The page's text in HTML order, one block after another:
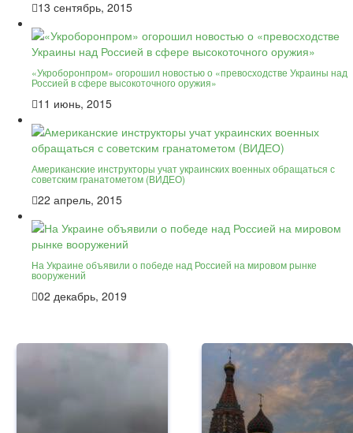
13 сентябрь, 2015
«Укроборонпром» огорошил новостью о «превосходстве Украины над
Россией в сфере высокоточного оружия»
11 июнь, 2015
Американские инструкторы учат украинских военных обращаться с
советским гранатометом (ВИДЕО)
22 апрель, 2015
На Украине объявили о победе над Россией на мировом рынке
вооружений
02 декабрь, 2019